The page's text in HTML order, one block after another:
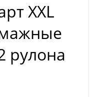
XXL
рулона